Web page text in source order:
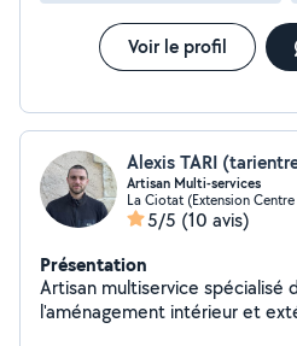
Voir le profil
Alexis TARI
Artisan Multi-services
La Ciotat (Extension
5/5 (10 avis)
Présentation
Artisan multiservice spécialisé
l'aménagement intérieur et extérieur.